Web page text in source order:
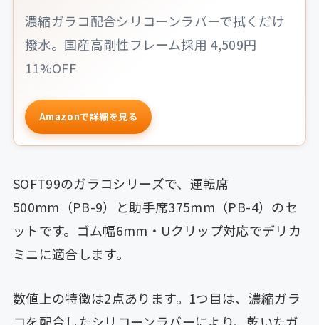
濃縮ガラコ配合シリコーンラバーで拭くだけ
撥水。国産高剛性フレーム採用 4,509円
11%OFF
Amazonで詳細を見る
SOFT99のガラコシリーズで、運転席
500mm（PB-9）と助手席375mm（PB-4）のセ
ットです。ゴム幅6mm・Uクリップ対応でデリカ
ミニに適合します。
数値上の特徴は2点あります。1つ目は、濃縮ガラ
コを配合したシリコーンラバーにより、乾いたガ